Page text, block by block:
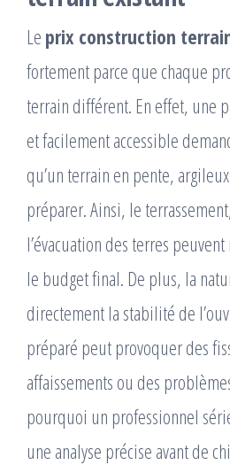
Le prix construction
fortement parce que chaque
terrain différent. En effet, une
et facilement accessible
qu’un terrain en pente,
préparer. Ainsi, le
l’évacuation des terres
le budget final. De plus, la
directement la stabilité de
préparé peut provoquer des
affaissements ou des
pourquoi un professionnel
une analyse précise avant de